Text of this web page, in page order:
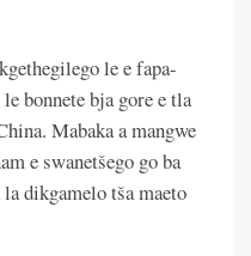
le e fapa-
bonnete bja gore e tla
Mabaka a mangwe
e swanetšego go ba
dikgamelo tša maeto